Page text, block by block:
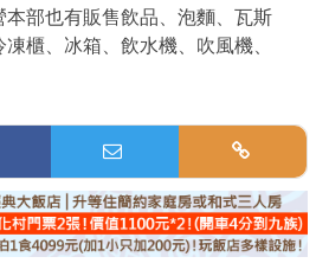
部也有販售飲品、泡麵、瓦斯
櫃、冰箱、飲水機、吹風機、